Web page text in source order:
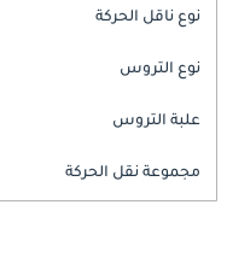
نوع ناقل الحركة
نوع التروس
علبة التروس
مجموعة نقل الحركة